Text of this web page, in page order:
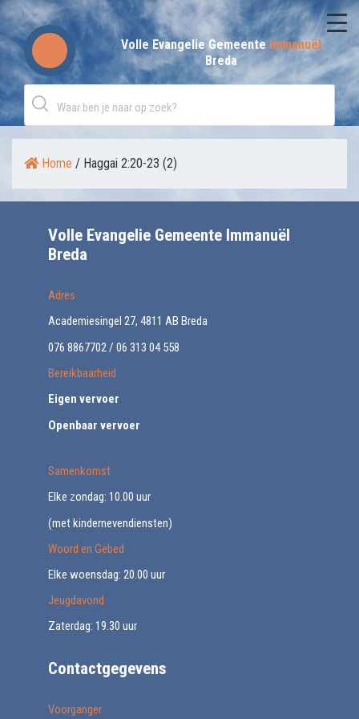
Skip
to
content
Volle Evangelie GemeenteImmanuël
Breda
Home / Haggai 2:20-23 (2)
Volle Evangelie Gemeente Immanuël
Breda
Adres
Academiesingel 27, 4811 AB Breda
076 8867702 / 06 313 04 558
Bereikbaarheid
Eigen vervoer
Openbaar vervoer
Samenkomst
Elke zondag: 10.00 uur
(met kindernevendiensten)
Woord en Gebed
Elke woensdag: 20.00 uur
Jeugdavond
Zaterdag: 19.30 uur
Contactgegevens
Voorganger